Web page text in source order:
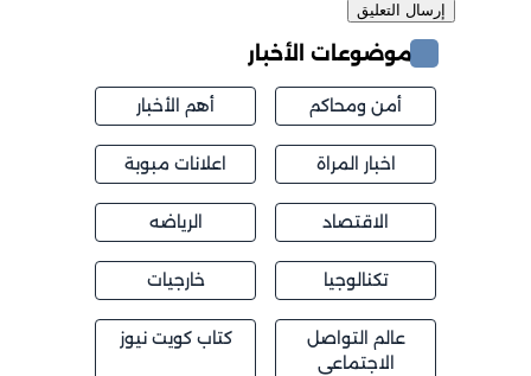
موضوعات الأخبار
أمن ومحاكم أهم الأخبار
اخبار المراة اعلانات مبوبة
الاقتصاد الرياضه
تكنالوجيا خارجيات
عالم التواصل
الاجتماعي
كتاب كويت نيوز